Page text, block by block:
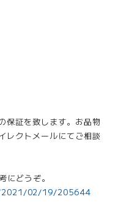
保証を致します。お品物
レクトメールにてご相談
にどうぞ。
02/19/205644